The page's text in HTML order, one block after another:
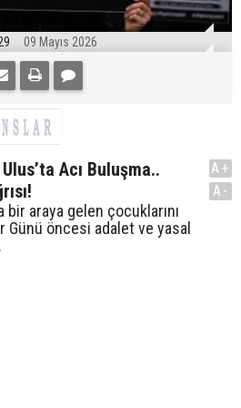
09 Mayıs 2026
Acı Buluşma..
bir araya gelen çocuklarını
Günü öncesi adalet ve yasal
A+
A-